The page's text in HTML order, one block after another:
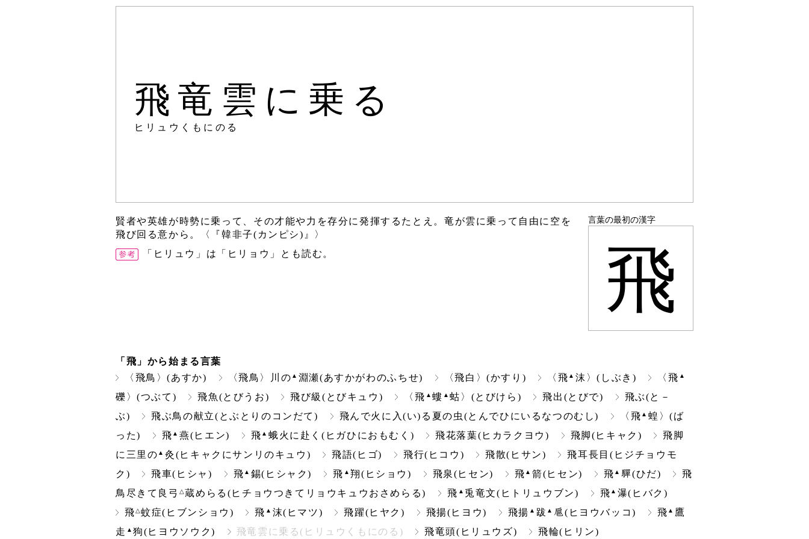
飛竜雲に乗る
ヒリュウくもにのる
賢者や英雄が時勢に乗って、その才能や力を存分に発揮するたとえ。竜が雲に乗って自由に空を
飛び回る意から。〈『韓非子(カンピシ)』〉
「ヒリュウ」は「ヒリョウ」とも読む。
言葉の最初の漢字
飛
「飛」から始まる言葉
〈飛鳥〉(あすか)
〈飛鳥〉川の ▲ 淵瀬(あすかがわのふちせ) 〈飛白〉(かすり) 〈飛 ▲沫〉(しぶき) 〈飛 ▲
礫〉(つぶて) 飛魚(とびうお) 飛び級(とびキュウ) 〈飛 ▲螻 ▲蛄〉(とびけら) 飛出(とびで)
飛ぶ(と－
ぶ)
飛ぶ鳥の献立(とぶとりのコンだて) 飛んで火に入(い)る夏の虫(とんでひにいるなつのむし) 〈飛 ▲ 蝗〉(ば
った)
飛 ▲燕(ヒエン) 飛 ▲蛾火に赴く(ヒガひにおもむく) 飛花落葉(ヒカラクヨウ) 飛脚(ヒキャク)
飛脚
に三里の ▲ 灸(ヒキャクにサンリのキュウ) 飛語(ヒゴ) 飛行(ヒコウ) 飛散(ヒサン)
飛耳長目(ヒジチョウモ
ク)
飛車(ヒシャ) 飛 ▲ 錫(ヒシャク) 飛 ▲翔(ヒショウ) 飛泉(ヒセン) 飛 ▲箭(ヒセン) 飛 ▲ (ひだ)
飛
鳥尽きて良弓 △蔵めらる(ヒチョウつきてリョウキュウおさめらる) 飛 ▲ 兎竜文(ヒトリュウブン) 飛 ▲ 瀑(ヒバク)
飛 △蚊症(ヒブンショウ) 飛 ▲ 沫(ヒマツ) 飛躍(ヒヤク) 飛揚(ヒヨウ) 飛揚 ▲ 跋 ▲ (ヒヨウバッコ) 飛 ▲ 鷹
走 ▲狗(ヒヨウソウク) 飛竜雲に乗る(ヒリュウくもにのる) 飛竜頭(ヒリュウズ) 飛輪(ヒリン)